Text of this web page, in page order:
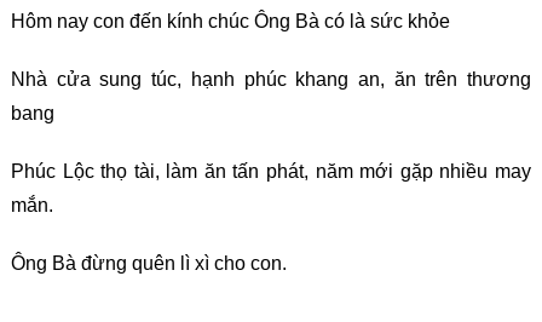
Hôm nay con đến kính chúc Ông Bà có là sức khỏe
Nhà cửa sung túc, hạnh phúc khang an, ăn trên thương
bang
Phúc Lộc thọ tài, làm ăn tấn phát, năm mới gặp nhiều may
mắn.
Ông Bà đừng quên lì xì cho con.